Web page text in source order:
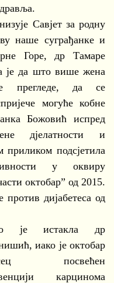
Савјет за родну
наше суграђанке и
Горе, др Тамаре
је да што више жена
прегледе, да се
могуће кобне
Божовић испред
дјелатности и
приликом подсјетила
у оквиру
октобар” од 2015.
против дијабетеса од
је истакла др
иако је октобар
посвећен
карцинома